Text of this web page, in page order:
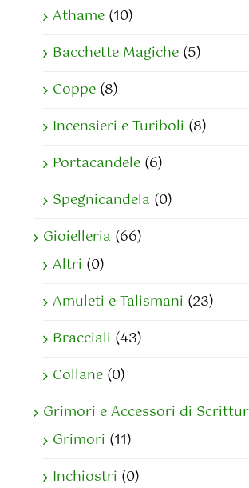
Athame (10)
Bacchette Magiche (5)
Coppe (8)
Incensieri e Turiboli (8)
Portacandele (6)
Spegnicandela (0)
Gioielleria (66)
Altri (0)
Amuleti e Talismani (23)
Bracciali (43)
Collane (0)
Grimori e Accessori di
Grimori (11)
Inchiostri (0)